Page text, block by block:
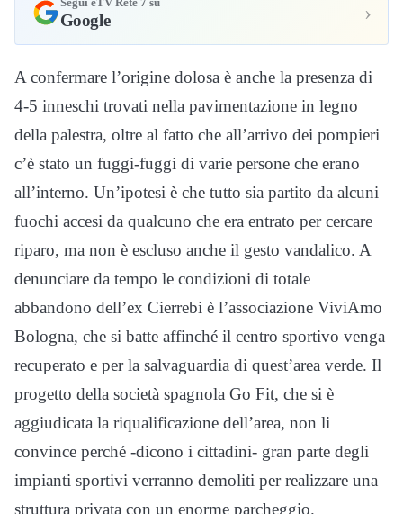
Segui èTV Rete 7 su
Google ›
A confermare l’origine dolosa è anche la presenza di
4-5 inneschi trovati nella pavimentazione in legno
della palestra, oltre al fatto che all’arrivo dei pompieri
c’è stato un fuggi-fuggi di varie persone che erano
all’interno. Un’ipotesi è che tutto sia partito da alcuni
fuochi accesi da qualcuno che era entrato per cercare
riparo, ma non è escluso anche il gesto vandalico. A
denunciare da tempo le condizioni di totale
abbandono dell’ex Cierrebi è l’associazione ViviAmo
Bologna, che si batte affinché il centro sportivo venga
recuperato e per la salvaguardia di quest’area verde. Il
progetto della società spagnola Go Fit, che si è
aggiudicata la riqualificazione dell’area, non li
convince perché -dicono i cittadini- gran parte degli
impianti sportivi verranno demoliti per realizzare una
struttura privata con un enorme parcheggio.